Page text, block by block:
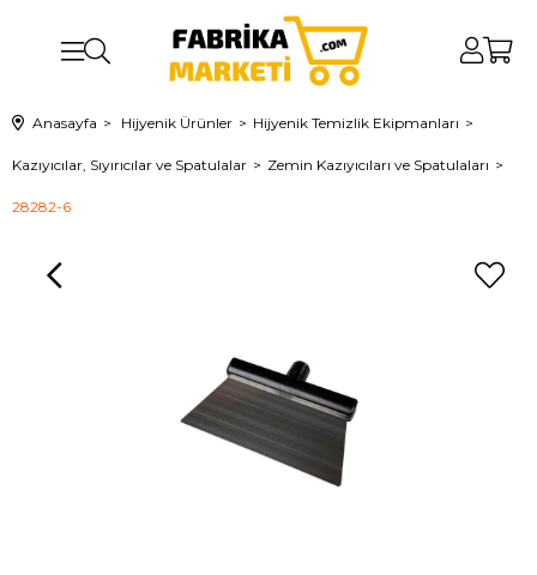
Anasayfa Hijyenik Ürünler Hijyenik Temizlik Ekipmanları
Kazıyıcılar, Sıyırıcılar ve Spatulalar Zemin Kazıyıcıları ve Spatulaları
28282-6